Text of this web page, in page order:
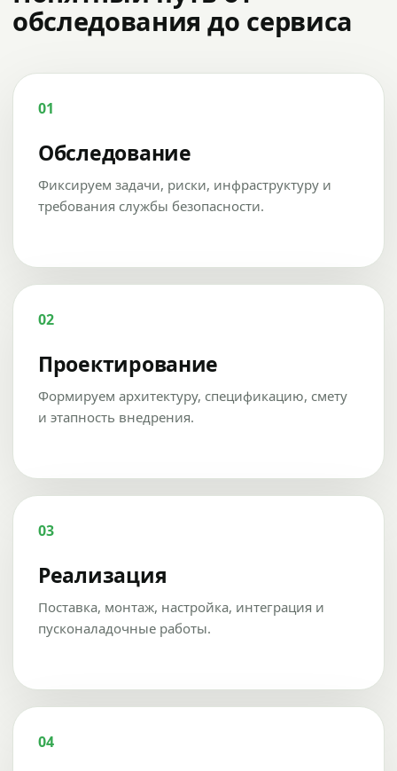
обследования до сервиса
01
Обследование
Фиксируем задачи, риски, инфраструктуру и
требования службы безопасности.
02
Проектирование
Формируем архитектуру, спецификацию, смету
и этапность внедрения.
03
Реализация
Поставка, монтаж, настройка, интеграция и
пусконаладочные работы.
04